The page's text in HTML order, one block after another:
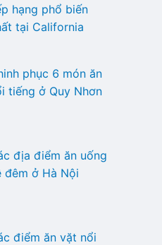
hạng phổ biến
tại California
phục 6 món ăn
tiếng ở Quy Nhơn
địa điểm ăn uống
đêm ở Hà Nội
điểm ăn vặt nổi